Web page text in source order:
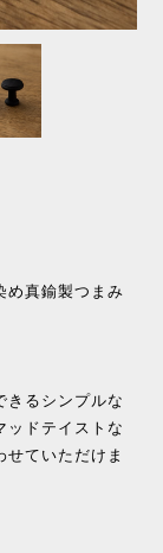
め真鍮製つまみ
きるシンプルな
ッドテイストな
ていただけま